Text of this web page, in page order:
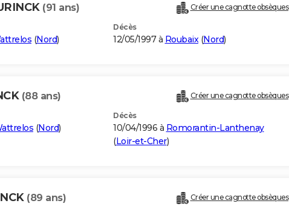
(91 ans) Créer une cagnotte obsèques
(Nord)
Décès
12/05/1997 à Roubaix(Nord)
(88 ans) Créer une cagnotte obsèques
(Nord)
Décès
10/04/1996 à Romorantin-Lanthenay
(Loir-et-Cher)
(89 ans) Créer une cagnotte obsèques